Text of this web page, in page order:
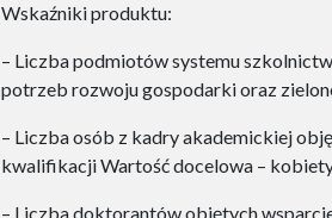
Wskaźniki produktu:
– Liczba podmiotów systemu
potrzeb rozwoju gospodarki oraz
– Liczba osób z kadry akademickiej
kwalifikacji Wartość docelowa –
– Liczba doktorantów objętych